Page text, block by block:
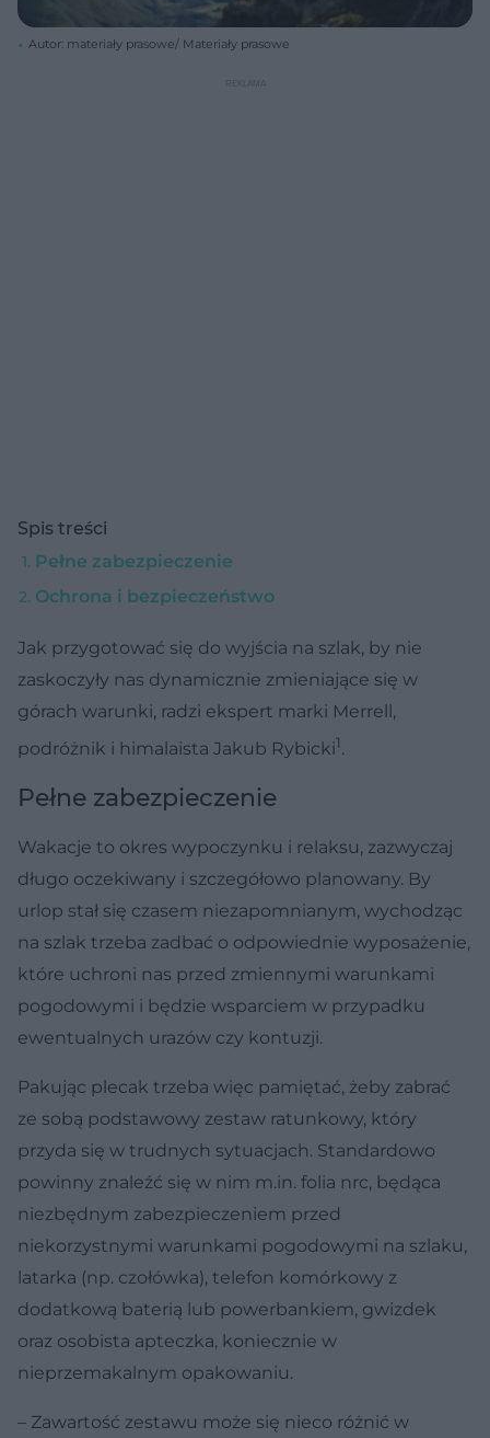
Autor: materiały prasowe/ Materiały prasowe
Spis treści
Pełne zabezpieczenie
Ochrona i bezpieczeństwo
Jak przygotować się do wyjścia na szlak, by nie
zaskoczyły nas dynamicznie zmieniające się w
górach warunki, radzi ekspert marki Merrell,
podróżnik i himalaista Jakub Rybicki1.
Pełne zabezpieczenie
Wakacje to okres wypoczynku i relaksu, zazwyczaj
długo oczekiwany i szczegółowo planowany. By
urlop stał się czasem niezapomnianym, wychodząc
na szlak trzeba zadbać o odpowiednie wyposażenie,
które uchroni nas przed zmiennymi warunkami
pogodowymi i będzie wsparciem w przypadku
ewentualnych urazów czy kontuzji.
Pakując plecak trzeba więc pamiętać, żeby zabrać
ze sobą podstawowy zestaw ratunkowy, który
przyda się w trudnych sytuacjach. Standardowo
powinny znaleźć się w nim m.in. folia nrc, będąca
niezbędnym zabezpieczeniem przed
niekorzystnymi warunkami pogodowymi na szlaku,
latarka (np. czołówka), telefon komórkowy z
dodatkową baterią lub powerbankiem, gwizdek
oraz osobista apteczka, koniecznie w
nieprzemakalnym opakowaniu.
– Zawartość zestawu może się nieco różnić w